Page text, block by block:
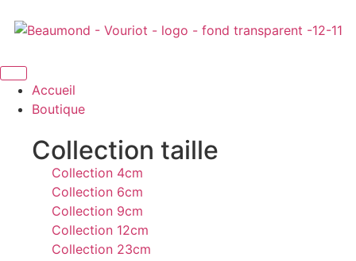
Accueil
Boutique
Collection taille
Collection 4cm
Collection 6cm
Collection 9cm
Collection 12cm
Collection 23cm